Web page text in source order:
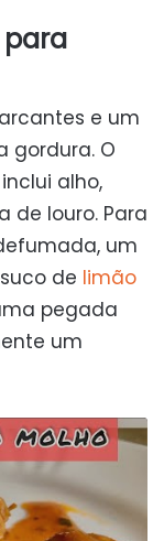
e um
gordura. O
alho,
de louro. Para
um
de limão
pegada
um